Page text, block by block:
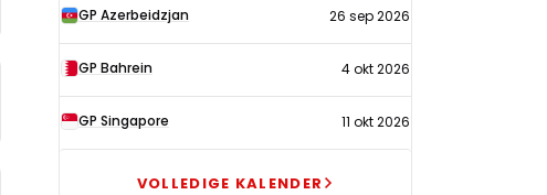
GP Azerbeidzjan 26 sep 2026
GP Bahrein 4 okt 2026
GP Singapore 11 okt 2026
VOLLEDIGE KALENDER